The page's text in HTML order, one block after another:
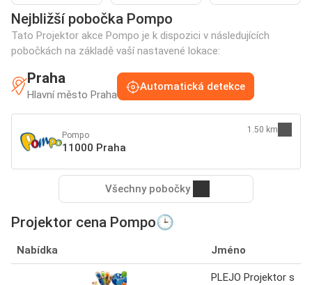
Nejbližší pobočka Pompo
Tato Projektor akce Pompo je k dispozici v následujících
pobočkách na základě vaší nastavené lokace:
Praha
Hlavní město Praha
Automatická detekce
Pompo
11000 Praha
1.50 km
Všechny pobočky
Projektor cena Pompo🕒
Nabídka Jméno
PLEJO Projektor s